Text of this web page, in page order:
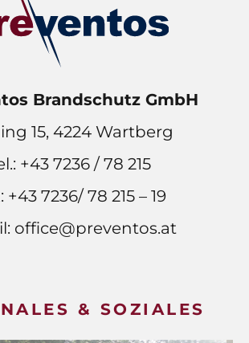
Brandschutz GmbH
15, 4224 Wartberg
+43 7236 / 78 215
+43 7236/ 78 215 – 19
office@preventos.at
& SOZIALES